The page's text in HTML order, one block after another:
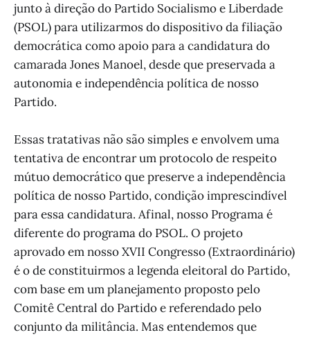
junto à direção do Partido Socialismo e Liberdade
(PSOL) para utilizarmos do dispositivo da filiação
democrática como apoio para a candidatura do
camarada Jones Manoel, desde que preservada a
autonomia e independência política de nosso
Partido.
Essas tratativas não são simples e envolvem uma
tentativa de encontrar um protocolo de respeito
mútuo democrático que preserve a independência
política de nosso Partido, condição imprescindível
para essa candidatura. Afinal, nosso Programa é
diferente do programa do PSOL. O projeto
aprovado em nosso XVII Congresso (Extraordinário)
é o de constituirmos a legenda eleitoral do Partido,
com base em um planejamento proposto pelo
Comitê Central do Partido e referendado pelo
conjunto da militância. Mas entendemos que